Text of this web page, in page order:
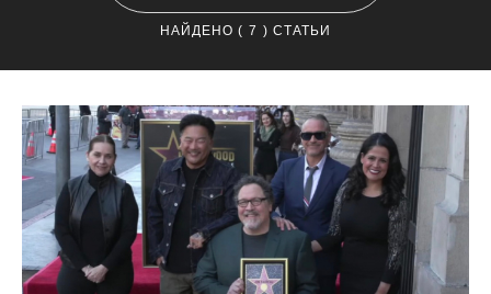
НАЙДЕНО ( 7 ) СТАТЬИ